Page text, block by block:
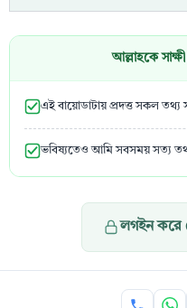
আল্লাহকে
এই বায়োডাটায় প্রদত্ত সকল তথ্য
ভবিষ্যতেও আমি সবসময় সত্য
লগইন করে